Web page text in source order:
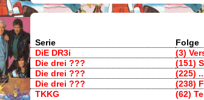
Serie Folge
DiE DR3i
(3)
Die drei ???
(151)
Die drei ???
(225)
Die drei ???
(238)
TKKG
(62)